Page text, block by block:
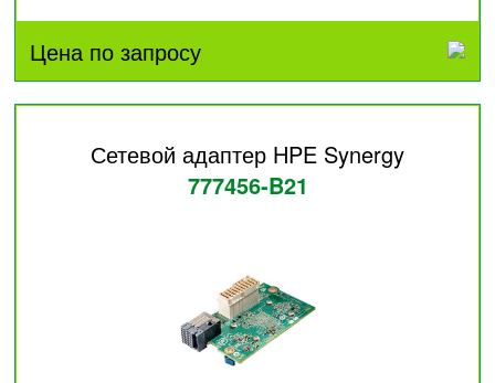
Цена по запросу
Сетевой адаптер HPE Synergy
777456-B21